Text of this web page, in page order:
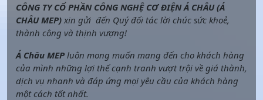
CÔNG TY CỔ PHẦN CÔNG NGHỆ CƠ ĐIỆN Á CHÂU (Á
CHÂU MEP) xin gửi đến Quý đối tác lời chúc sức khoẻ,
thành công và thịnh vượng!
Á Châu MEP luôn mong muốn mang đến cho khách hàng
của mình những lợi thế cạnh tranh vượt trội về giá thành,
dịch vụ nhanh và đáp ứng mọi yêu cầu của khách hàng
một cách tốt nhất.